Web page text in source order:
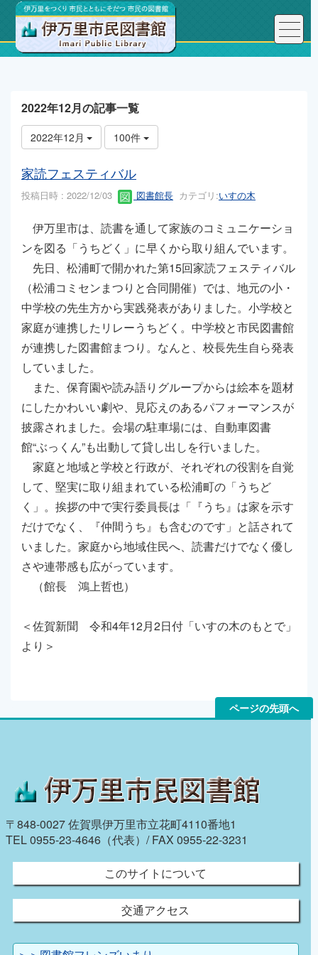
トップページ こんにちは、図書館長です！
2022年12月の記事一覧
2022年12月 100件
家読フェスティバル
投稿日時 : 2022/12/03 図書館長 カテゴリ:いすの木
伊万里市は、読書を通して家族のコミュニケーショ
ンを図る「うちどく」に早くから取り組んでいます。
先日、松浦町で開かれた第15回家読フェスティバル
（松浦コミセンまつりと合同開催）では、地元の小・
中学校の先生方から実践発表がありました。小学校と
家庭が連携したリレーうちどく。中学校と市民図書館
が連携した図書館まつり。なんと、校長先生自ら発表
していました。
また、保育園や読み語りグループからは絵本を題材
にしたかわいい劇や、見応えのあるパフォーマンスが
披露されました。会場の駐車場には、自動車図書
館“ぶっくん”も出動して貸し出しを行いました。
家庭と地域と学校と行政が、それぞれの役割を自覚
して、堅実に取り組まれている松浦町の「うちど
く」。挨拶の中で実行委員長は「『うち』は家を示す
だけでなく、『仲間うち』も含むのです」と話されて
いました。家庭から地域住民へ、読書だけでなく優し
さや連帯感も広がっています。
（館長 鴻上哲也）
＜佐賀新聞 令和4年12月2日付「いすの木のもとで」
より＞
ページの先頭へ
〒848-0027 佐賀県伊万里市立花町4110番地1
TEL 0955-23-4646（代表）/ FAX 0955-22-3231
このサイトについて
交通アクセス